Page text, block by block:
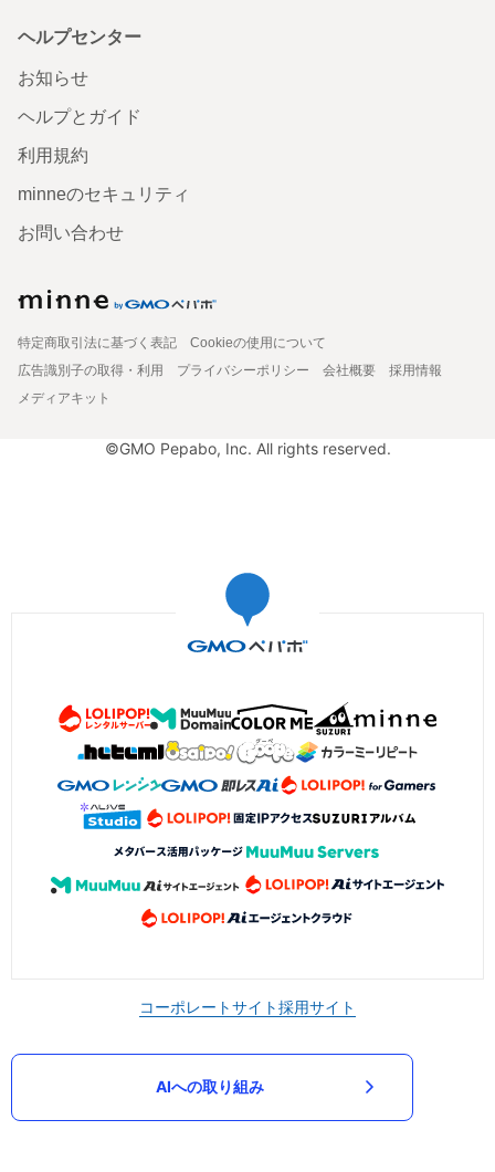
ヘルプセンター
お知らせ
ヘルプとガイド
利用規約
minneのセキュリティ
お問い合わせ
特定商取引法に基づく表記
Cookieの使用について
広告識別子の取得・利用
プライバシーポリシー 会社概要
採用情報
メディアキット
©GMO Pepabo, Inc. All rights reserved.
コーポレートサイト採用サイト
AIへの取り組み